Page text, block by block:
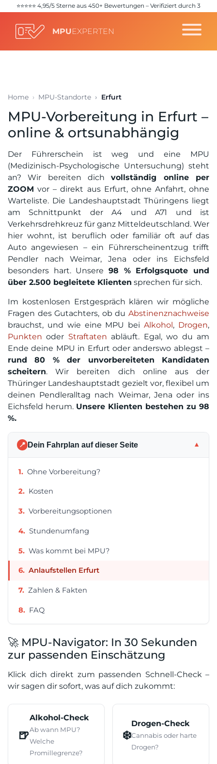
⭐️⭐️⭐️⭐️⭐️ 4,95/5 Sterne aus 450+ Bewertungen – Verifiziert durch 3
MPUEXPERTEN
Home MPU-Standorte Erfurt
MPU-Vorbereitung in Erfurt –
online & ortsunabhängig
Der Führerschein ist weg und eine MPU
(Medizinisch-Psychologische Untersuchung) steht
an? Wir bereiten dichvollständig online per
ZOOM vor – direkt aus Erfurt, ohne Anfahrt, ohne
Warteliste. Die Landeshauptstadt Thüringens liegt
am Schnittpunkt der A4 und A71 und ist
Verkehrsdrehkreuz für ganz Mitteldeutschland. Wer
hier wohnt, ist beruflich oder familiär oft auf das
Auto angewiesen – ein Führerscheinentzug trifft
Pendler nach Weimar, Jena oder ins Eichsfeld
besonders hart. Unsere 98 % Erfolgsquote und
über 2.500 begleitete Klienten sprechen für sich.
Im kostenlosen Erstgespräch klären wir mögliche
Fragen des Gutachters, ob du Abstinenznachweise
brauchst, und wie eine MPU beiAlkohol, Drogen,
Punkten oder Straftaten abläuft. Egal, wo du am
Ende deine MPU in Erfurt oder anderswo ablegst –
rund 80 % der unvorbereiteten Kandidaten
scheitern. Wir bereiten dich online aus der
Thüringer Landeshauptstadt gezielt vor, flexibel um
deinen Pendleralltag nach Weimar, Jena oder ins
Eichsfeld herum. Unsere Klienten bestehen zu 98
%.
📍 Dein Fahrplan auf dieser Seite ▼
Ohne Vorbereitung?
Kosten
Vorbereitungsoptionen
Stundenumfang
Was kommt bei MPU?
Anlaufstellen Erfurt
Zahlen & Fakten
FAQ
🚀 MPU-Navigator: In 30 Sekunden
zur passenden Einschätzung
Klick dich direkt zum passenden Schnell-Check –
wir sagen dir sofort, was auf dich zukommt:
🍺
Alkohol-Check
Ab wann MPU?
Welche
Promillegrenze?
❄️
Drogen-Check
Cannabis oder harte
Drogen?